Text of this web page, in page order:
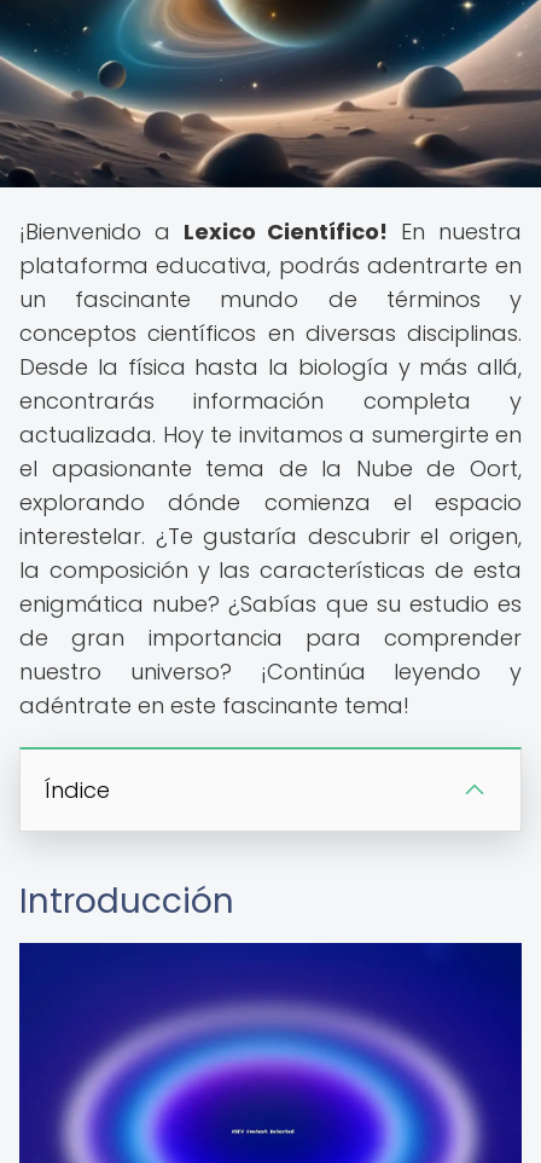
¡Bienvenido a Lexico Científico! En nuestra
plataforma educativa, podrás adentrarte en
un fascinante mundo de términos y
conceptos científicos en diversas disciplinas.
Desde la física hasta la biología y más allá,
encontrarás información completa y
actualizada. Hoy te invitamos a sumergirte en
el apasionante tema de la Nube de Oort,
explorando dónde comienza el espacio
interestelar. ¿Te gustaría descubrir el origen,
la composición y las características de esta
enigmática nube? ¿Sabías que su estudio es
de gran importancia para comprender
nuestro universo? ¡Continúa leyendo y
adéntrate en este fascinante tema!
Índice
Introducción